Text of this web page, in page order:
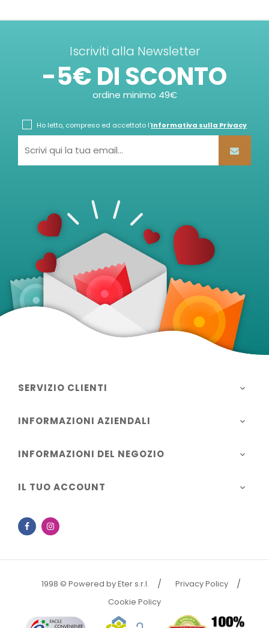
Iscriviti alla Newsletter
-5€ DI SCONTO
ordine minimo 49€
Ho letto, compreso ed accettato l'Informativa sulla Privacy
SERVIZIO CLIENTI 
INFORMAZIONI AZIENDALI 
INFORMAZIONI DEL NEGOZIO 
IL TUO ACCOUNT 
Facebook
1998 © Powered by Eter s.r.l.
Privacy Policy
Cookie Policy